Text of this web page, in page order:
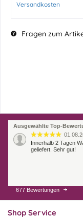
Versandkosten
Fragen zum
Ausgewählte Top-
Innerhalb 2 Tagen
geliefert. Sehr gut!
31.07.26
Super schnelle
hervorragend. Gerne
677 Bewertungen
Shop Service